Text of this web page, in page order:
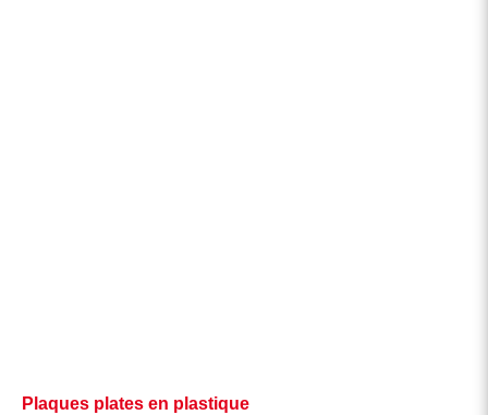
Plaques plates en plastique